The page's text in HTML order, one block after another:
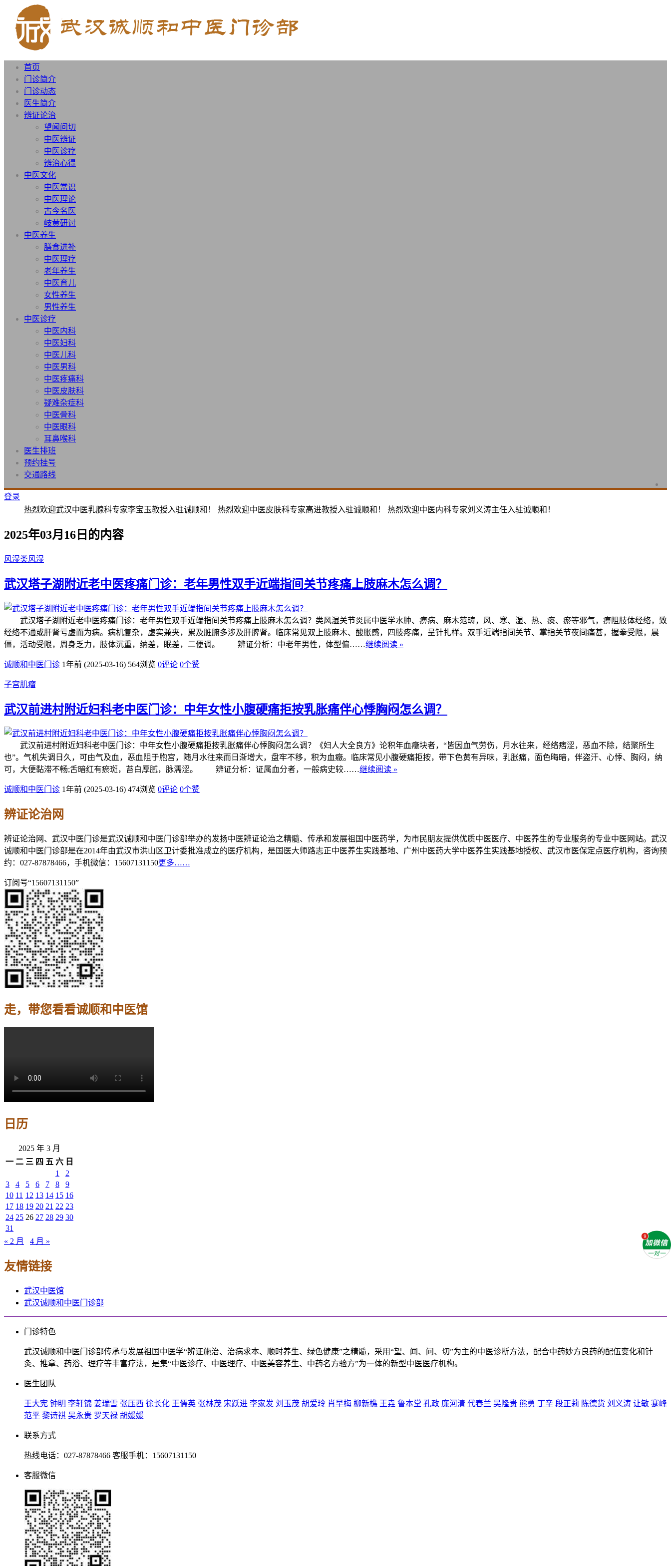
首页
门诊简介
门诊动态
医生简介
辨证论治
望闻问切
中医辨证
中医诊疗
辨治心得
中医文化
中医常识
中医理论
古今名医
岐黄研讨
中医养生
膳食进补
中医理疗
老年养生
中医育儿
女性养生
男性养生
中医诊疗
中医内科
中医妇科
中医儿科
中医男科
中医疼痛科
中医皮肤科
疑难杂症科
中医骨科
中医眼科
耳鼻喉科
医生排班
预约挂号
交通路线
登录
热烈欢迎武汉中医乳腺科专家李宝玉教授入驻诚顺和！ 热烈欢迎中医皮肤科专家高进教授入驻诚顺和！ 热烈欢迎中医内科专家刘义涛主任入驻诚顺和！
2025年03月16日的内容
风湿类风湿
武汉塔子湖附近老中医疼痛门诊：老年男性双手近端指间关节疼痛上肢麻木怎么调？
武汉塔子湖附近老中医疼痛门诊：老年男性双手近端指间关节疼痛上肢麻木怎么调？类风湿关节炎属中医学水肿、痹病、麻木范畴，风、寒、湿、热、痰、瘀等邪气，痹阻肢体经络，致
经络不通或肝肾亏虚而为病。病机复杂，虚实兼夹，累及脏腑多涉及肝脾肾。临床常见双上肢麻木、酸胀感，四肢疼痛，呈针扎样。双手近端指间关节、掌指关节夜间痛甚，握拳受限，晨
僵，活动受限，周身乏力，肢体沉重，纳差，眠差，二便调。 辨证分析：中老年男性，体型偏……继续阅读 »
诚顺和中医门诊 1年前 (2025-03-16) 564浏览 0评论 0个赞
子宫肌瘤
武汉前进村附近妇科老中医门诊：中年女性小腹硬痛拒按乳胀痛伴心悸胸闷怎么调？
武汉前进村附近妇科老中医门诊：中年女性小腹硬痛拒按乳胀痛伴心悸胸闷怎么调？《妇人大全良方》论积年血癥块者，“皆因血气劳伤，月水往来，经络痞涩，恶血不除，结聚所生
也”。气机失调日久，可由气及血，恶血阻于胞宫，随月水往来而日渐增大，盘牢不移，积为血癥。临床常见小腹硬痛拒按，带下色黄有异味，乳胀痛，面色晦暗，伴盗汗、心悸、胸闷，纳
可，大便黏滞不畅;舌暗红有瘀斑，苔白厚腻，脉濡涩。 辨证分析：证属血分者，一般病史较……继续阅读 »
诚顺和中医门诊 1年前 (2025-03-16) 474浏览 0评论 0个赞
辨证论治网
辨证论治网、武汉中医门诊是武汉诚顺和中医门诊部举办的发扬中医辨证论治之精髓、传承和发展祖国中医药学，为市民朋友提供优质中医医疗、中医养生的专业服务的专业中医网站。武汉
诚顺和中医门诊部是在2014年由武汉市洪山区卫计委批准成立的医疗机构，是国医大师路志正中医养生实践基地、广州中医药大学中医养生实践基地授权、武汉市医保定点医疗机构，咨询预
约：027-87878466，手机微信：15607131150更多……
订阅号“15607131150”
走，带您看看诚顺和中医馆
日历
2025 年 3 月
一 二 三 四 五 六 日
1
2
3
4 5 6 7 8
9
10 11 12 13 14 15 16
17 18 19 20 21 22 23
24 25 26 27 28 29 30
31
« 2 月
4 月 »
友情链接
武汉中医馆
武汉诚顺和中医门诊部
门诊特色
武汉诚顺和中医门诊部传承与发展祖国中医学“辨证施治、治病求本、顺时养生、绿色健康”之精髓，采用“望、闻、问、切”为主的中医诊断方法，配合中药妙方良药的配伍变化和针
灸、推拿、药浴、理疗等丰富疗法，是集“中医诊疗、中医理疗、中医美容养生、中药名方验方”为一体的新型中医医疗机构。
医生团队
王大宪 钟明 李轩锦 姜瑞雪 张压西 徐长化 王儒英 张林茂 宋跃进 李家发 刘玉茂 胡爱玲 肖早梅 柳新樵 王垚 鲁本堂 孔政 廉河清 代春兰 吴隆贵 熊勇 丁辛 段正莉 陈德货 刘义涛 让敏 蹇峰
范平 黎诗祺 吴永贵 罗天禄 胡媛媛
联系方式
热线电话：027-87878466 客服手机：15607131150
客服微信